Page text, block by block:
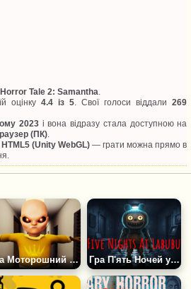
Horror Tale 2: Samantha.
оцінку 4.4 із 5. Свої голоси віддали269
2023і вона відразу стала доступною на
(ПК).
HTML5 (Unity WebGL) — грати можна прямо в
Гра Моторошний Малюк у Жовтому Гра П'ять Ночей у Лабубу